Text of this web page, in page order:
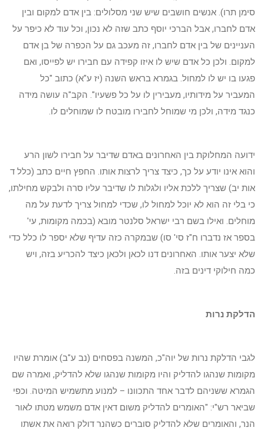
סימן תרו). אנשים חושבים שיש שני מסלולים: בין אדם למקום ובין
אדם לחברו, אבל הברכי יוסף כתב שזה לא נכון, וכל עוד לא כיפר על
העניינים של בין אדם לחברו, זה מעכב גם על הכפרה של בן אדם
למקום. ולכן כל אדם שיש לו איזו קפידה עם חבירו יש לפייסו, ואם
פגעו בו יש לו למחול. בגמרא בראש השנה (יז ע"א) כתוב "כל
המעביר על מידותיו, מעבירין לו על כל פשעיו". הקב"ה עושה מידה
כנגד מידה, ולכן מי שמוחל לחבירו מובטח לו שמוחלים לו.
ידועה המחלוקת בין האחרונים באדם שדיבר על חבירו לשון הרע
והוא אינו יודע על כך, כיצד צריך לרצות אותו. החפץ חיים כתב (כלל ד
אות יב) שצריך ללכת אליו ולגלות לו שדיבר עליו סרה ולבקש מחילתו,
כי בלי זה הוא לא יוכל למחול לו, שכדי למחול צריך לדעת על מה
מוחלים. ואילו בשם רבי ישראל סלנטר מובא (בכמה מקומות, עי'
בספר אז נדברו ח"ז סי' סו) שבמקרה כזה עדיף שלא יספר לו כלל כדי
שלא יצער אותו. האחרונים דנו לכאן ולכאן כיצד להכריע בזה, ויש
כמה חילוקי דינים בזה.
הדלקת נרות
לגבי הדלקת נרות של יוה"כ, המשנה בפסחים (נב ע"ב) אומרת שהיו
מקומות שנהגו להדליק והיו מקומות שנהגו שלא להדליק, ואמרה שם
הגמרא ששניהם לדבר אחד התכוונו – למנוע מתשמיש המיטה. וכפי
שביאר רש"י: "האומרים להדליק משום דאין אדם משמש מטתו לאור
הנר, והאומרים שלא להדליק סוברים כשהנר דולק רואה את אשתו